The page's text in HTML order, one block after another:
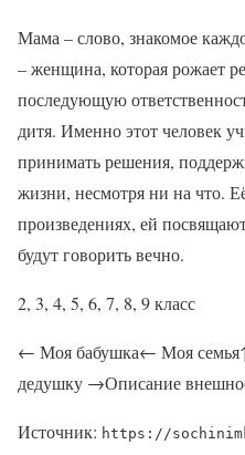
Мама – слово, знакомое
– женщина, которая рожает
последующую
дитя. Именно этот человек
принимать решения,
жизни, несмотря ни на что.
произведениях, ей
будут говорить вечно.
2, 3, 4, 5, 6, 7, 8, 9 класс
← Моя бабушка← Моя
дедушку →Описание
Источник: https://